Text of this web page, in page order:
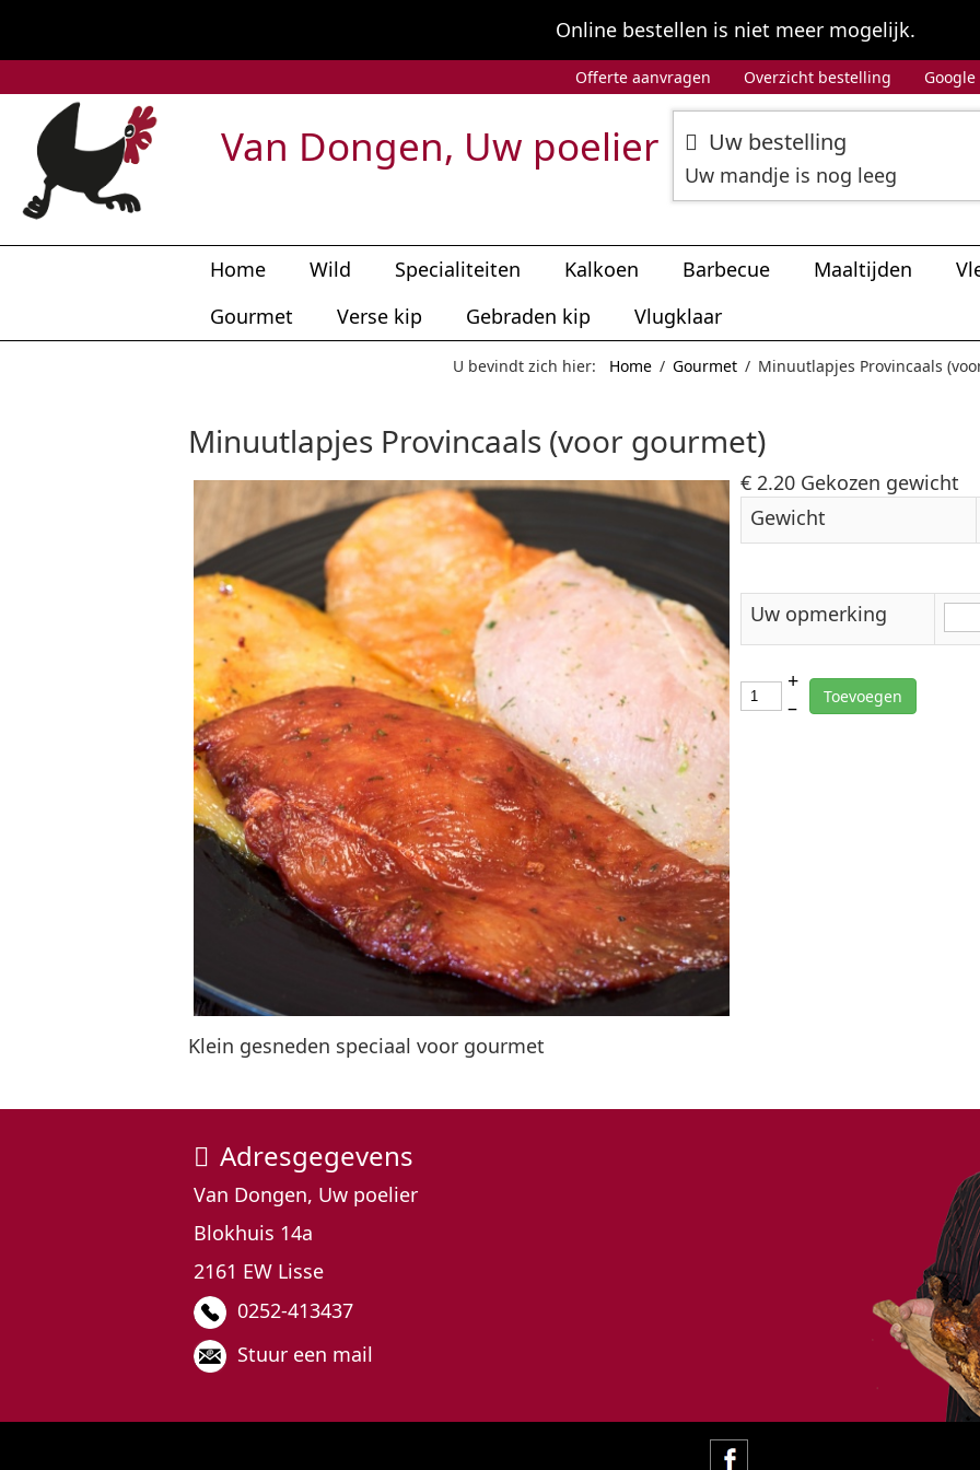
Online bestellen is niet meer mogelijk.
Offerte aanvragen Overzicht bestelling
Van Dongen, Uw poelier Uw bestelling
Uw mandje is nog leeg
Home Wild Specialiteiten Kalkoen Barbecue Maaltijden
Gourmet
Verse kip Gebraden kip Vlugklaar
U bevindt zich hier: Home / Gourmet / Minuutlapjes Provincaals
Minuutlapjes Provincaals (voor gourmet)
€ 2.20 Gekozen gewicht
Gewicht
Uw opmerking
+
–
Toevoegen
Klein gesneden speciaal voor gourmet
Adresgegevens
Van Dongen, Uw poelier
Blokhuis 14a
2161 EW Lisse
0252-413437
Stuur een mail